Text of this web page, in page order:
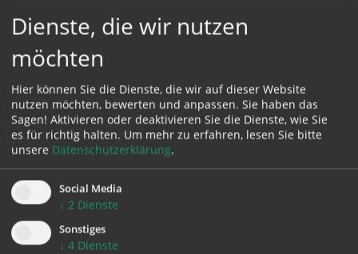
Kontakt:
06604543402
E:huemer.a@outlook.at
Karte:
Dienste, die wir nutzen
möchten
Hier können Sie die Dienste, die wir auf dieser Website
nutzen möchten, bewerten und anpassen. Sie haben das
Sagen! Aktivieren oder deaktivieren Sie die Dienste, wie Sie
es für richtig halten. Um mehr zu erfahren, lesen Sie bitte
unsere Datenschutzerklärung.
Social Media
↓ 2 Dienste
Sonstiges
↓ 4 Dienste